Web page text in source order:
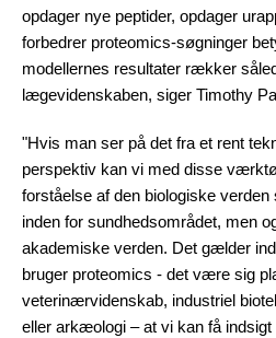
opdager nye peptider, opdager
forbedrer proteomics-søgninger
modellernes resultater rækker
lægevidenskaben, siger Timothy
"Hvis man ser på det fra et rent
perspektiv kan vi med disse
forståelse af den biologiske
inden for sundhedsområdet, men
akademiske verden. Det gælder
bruger proteomics - det være sig
veterinærvidenskab, industriel
eller arkæologi – at vi kan få indsigt